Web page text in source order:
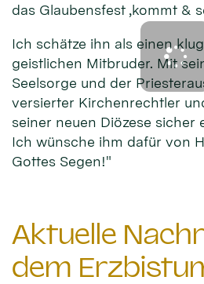
das Glaubensfest ‚kommt &
Ich schätze ihn als einen
geistlichen Mitbruder. Mit
Seelsorge und der
versierter Kirchenrechtler
seiner neuen Diözese sicher
Ich wünsche ihm dafür von
Gottes Segen!"
Aktuelle
dem